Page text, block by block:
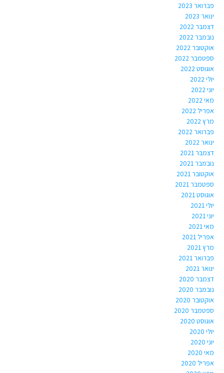
פברואר 2023
ינואר 2023
דצמבר 2022
נובמבר 2022
אוקטובר 2022
ספטמבר 2022
אוגוסט 2022
יולי 2022
יוני 2022
מאי 2022
אפריל 2022
מרץ 2022
פברואר 2022
ינואר 2022
דצמבר 2021
נובמבר 2021
אוקטובר 2021
ספטמבר 2021
אוגוסט 2021
יולי 2021
יוני 2021
מאי 2021
אפריל 2021
מרץ 2021
פברואר 2021
ינואר 2021
דצמבר 2020
נובמבר 2020
אוקטובר 2020
ספטמבר 2020
אוגוסט 2020
יולי 2020
יוני 2020
מאי 2020
אפריל 2020